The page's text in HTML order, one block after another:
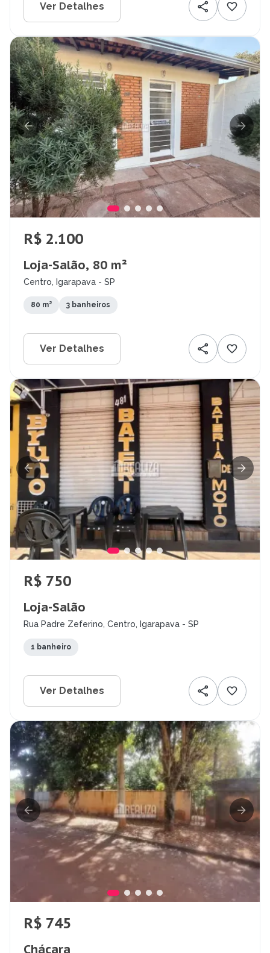
Ver Detalhes
R$ 2.100
Loja-Salão, 80 m²
Centro, Igarapava - SP
80 m² 3 banheiros
Ver Detalhes
R$ 750
Loja-Salão
Rua Padre Zeferino, Centro, Igarapava - SP
1 banheiro
Ver Detalhes
R$ 745
Chácara